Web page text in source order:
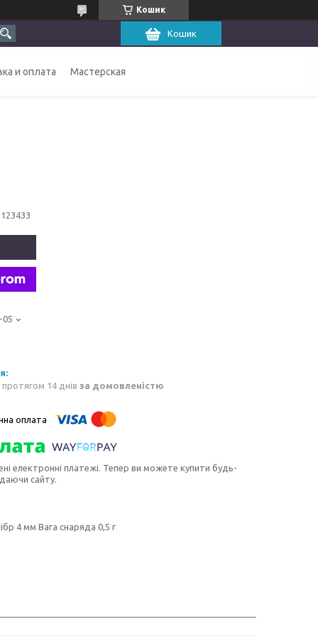
Кошик
Кошик
и оплата Мастерская
05
14 днів за домовленістю
електронні платежі. Тепер ви можете купити будь-
сайту.
4 мм Вага снаряда 0,5 г